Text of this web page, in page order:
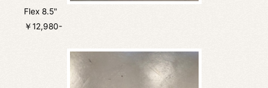
Flex 8.5"
￥12,980-